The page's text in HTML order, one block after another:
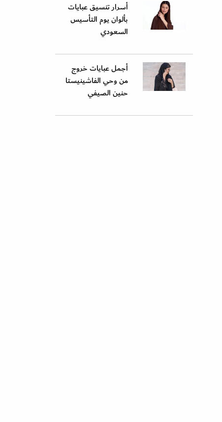
أسرار تنسيق عبايات
بألوان يوم التأسيس
السعودي
أجمل عبايات خروج
من وحي الفاشينيستا
حنين الصيفي